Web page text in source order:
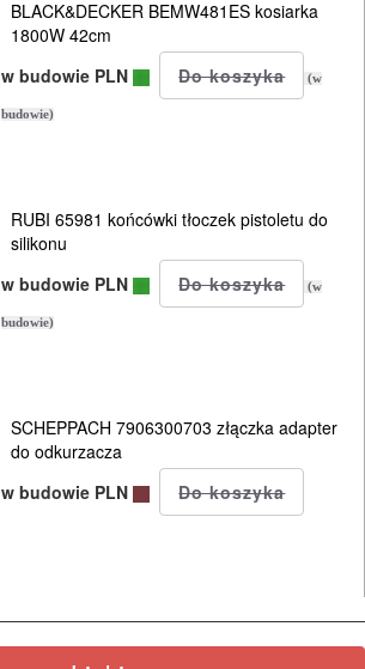
BLACK&DECKER BEMW481ES kosiarka
1800W 42cm
w budowie PLN
(w
budowie)
RUBI 65981 końcówki tłoczek pistoletu do
silikonu
w budowie PLN
(w
budowie)
SCHEPPACH 7906300703 złączka adapter
do odkurzacza
w budowie PLN